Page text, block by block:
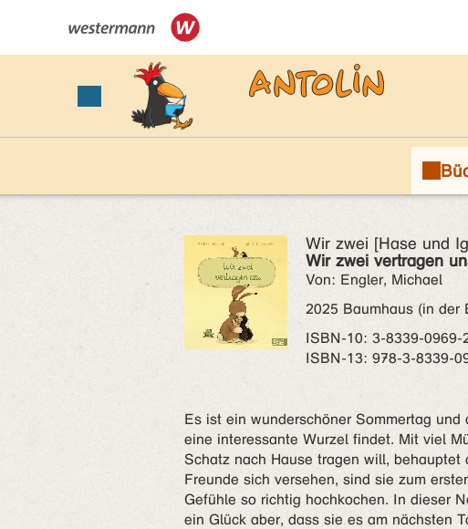
Wir zwei [Hase und
Wir zwei vertragen
Von: Engler, Michael
2025 Baumhaus (in der
ISBN‑10: 3-8339-0969-
ISBN‑13: 978-3-8339-
Es ist ein wunderschöner Sommertag
eine interessante Wurzel findet. Mit viel
Schatz nach Hause tragen will,
Freunde sich versehen, sind sie zum
Gefühle so richtig hochkochen. In dieser
ein Glück aber, dass sie es am nächsten